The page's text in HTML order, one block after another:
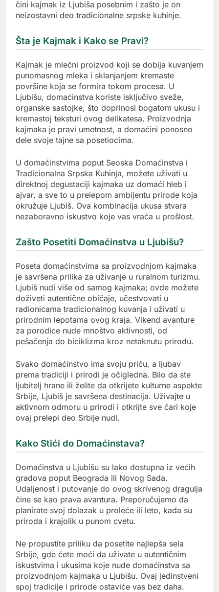
čini kajmak iz Ljubiša posebnim i zašto je on
neizostavni deo tradicionalne srpske kuhinje.
Šta je Kajmak i Kako se Pravi?
Kajmak je mlečni proizvod koji se dobija kuvanjem
punomasnog mleka i sklanjanjem kremaste
površine koja se formira tokom procesa. U
Ljubišu, domaćinstva koriste isključivo sveže,
organske sastojke, što doprinosi bogatom ukusu i
kremastoj teksturi ovog delikatesa. Proizvodnja
kajmaka je pravi umetnost, a domaćini ponosno
dele svoje tajne sa posetiocima.
U domaćinstvima poput Seoska Domaćinstva i
Tradicionalna Srpska Kuhinja, možete uživati u
direktnoj degustaciji kajmaka uz domaći hleb i
ajvar, a sve to u prelepom ambijentu prirode koja
okružuje Ljubiš. Ova kombinacija ukusa stvara
nezaboravno iskustvo koje vas vraća u prošlost.
Zašto Posetiti Domaćinstva u Ljubišu?
Poseta domaćinstvima sa proizvodnjom kajmaka
je savršena prilika za uživanje u ruralnom turizmu.
Ljubiš nudi više od samog kajmaka; ovde možete
doživeti autentične običaje, učestvovati u
radionicama tradicionalnog kuvanja i uživati u
prirodnim lepotama ovog kraja. Vikend avanture
za porodice nude mnoštvo aktivnosti, od
pešačenja do biciklizma kroz netaknutu prirodu.
Svako domaćinstvo ima svoju priču, a ljubav
prema tradiciji i prirodi je očigledna. Bilo da ste
ljubitelj hrane ili želite da otkrijete kulturne aspekte
Srbije, Ljubiš je savršena destinacija. Uživajte u
aktivnom odmoru u prirodi i otkrijte sve čari koje
ovaj prelepi deo Srbije nudi.
Kako Stići do Domaćinstava?
Domaćinstva u Ljubišu su lako dostupna iz većih
gradova poput Beograda ili Novog Sada.
Udaljenost i putovanje do ovog skrivenog dragulja
čine se kao prava avantura. Preporučujemo da
planirate svoj dolazak u proleće ili leto, kada su
priroda i krajolik u punom cvetu.
Ne propustite priliku da posetite najlepša sela
Srbije, gde ćete moći da uživate u autentičnim
iskustvima i ukusima koje nude domaćinstva sa
proizvodnjom kajmaka u Ljubišu. Ovaj jedinstveni
spoj tradicije i prirode ostaviće vas bez daha.